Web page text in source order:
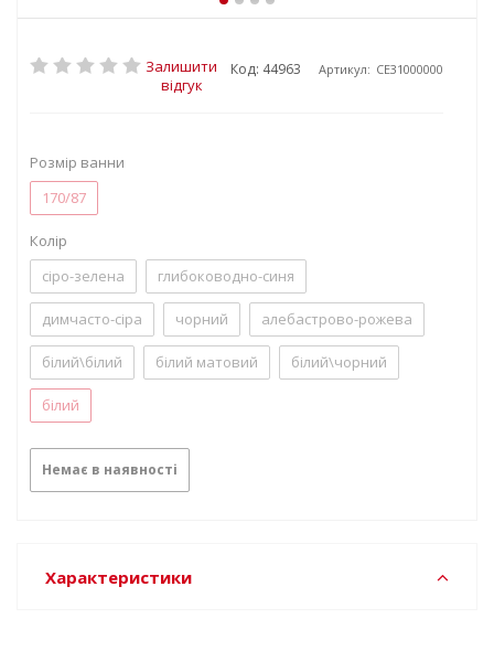
Залишити
відгук
Код: 44963 Артикул: CE31000000
Розмір ванни
170/87
Колір
сіро-зелена
глибоководно-синя
димчасто-сіра чорний алебастрово-рожева
білий\білий білий матовий білий\чорний
білий
Немає в наявності
Характеристики